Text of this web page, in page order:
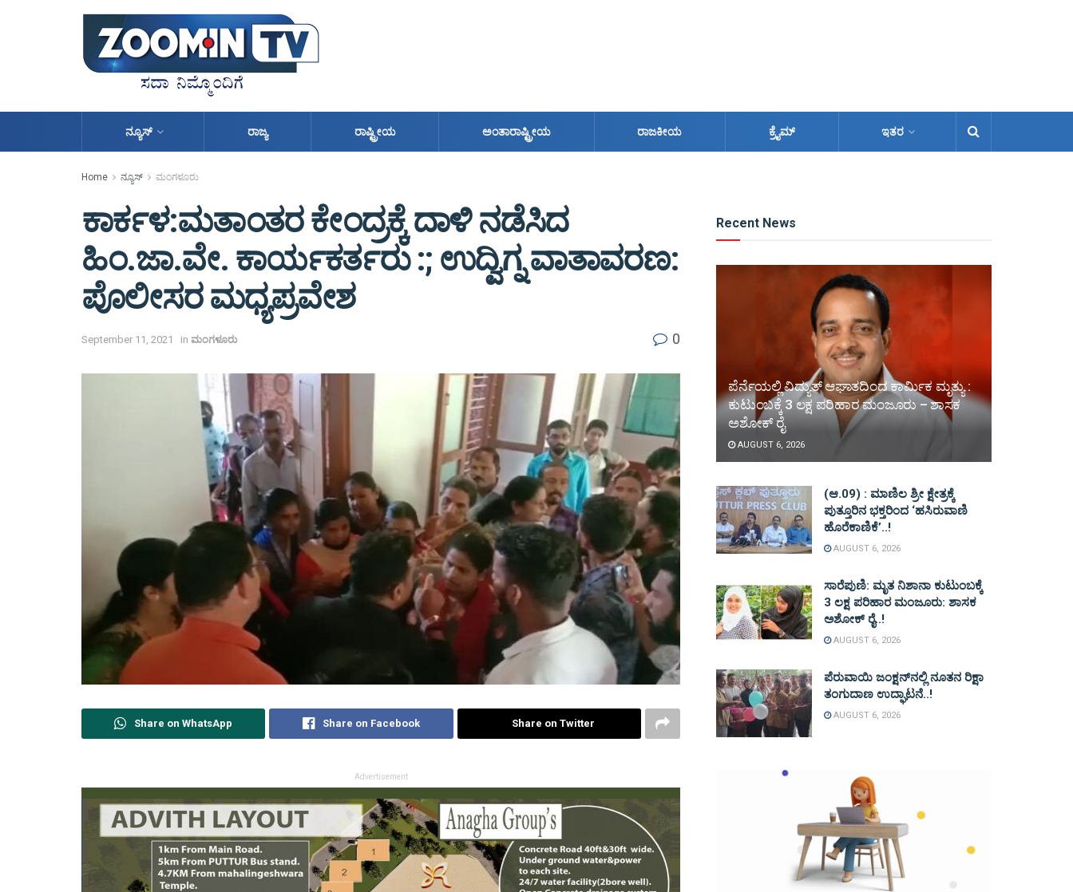
ನ್ಯೂಸ್ ರಾಜ್ಯ ರಾಷ್ಟ್ರೀಯ ಅಂತಾರಾಷ್ಟ್ರೀಯ ರಾಜಕೀಯ ಕ್ರೈಮ್ ಇತರ
Home ನ್ಯೂಸ್ ಮಂಗಳೂರು
ಕಾರ್ಕಳ:ಮತಾಂತರ ಕೇಂದ್ರಕ್ಕೆ ದಾಳಿ ನಡೆಸಿದ
ಹಿಂ.ಜಾ.ವೇ. ಕಾರ್ಯಕರ್ತರು :; ಉದ್ವಿಗ್ನ ವಾತಾವರಣ:
ಪೊಲೀಸರ ಮಧ್ಯಪ್ರವೇಶ
September 11, 2021 in ಮಂಗಳೂರು 0
Share on WhatsApp Share on Facebook Share on Twitter
Advertisement
Recent News
ಪೆರ್ನೆಯಲ್ಲಿ ವಿದ್ಯುತ್ ಆಘಾತದಿಂದ ಕಾರ್ಮಿಕ ಮೃತ್ಯು :
ಕುಟುಂಬಕ್ಕೆ 3 ಲಕ್ಷ ಪರಿಹಾರ ಮಂಜೂರು – ಶಾಸಕ
ಅಶೋಕ್ ರೈ
AUGUST 6, 2026
(ಆ.09) : ಮಾಣಿಲ ಶ್ರೀ ಕ್ಷೇತ್ರಕ್ಕೆ
ಪುತ್ತೂರಿನ ಭಕ್ತರಿಂದ ‘ಹಸಿರುವಾಣಿ
ಹೊರೆಕಾಣಿಕೆ’..!
AUGUST 6, 2026
ಸಾರೆಪುಣಿ: ಮೃತ ನಿಶಾನಾ ಕುಟುಂಬಕ್ಕೆ
3 ಲಕ್ಷ ಪರಿಹಾರ ಮಂಜೂರು: ಶಾಸಕ
ಅಶೋಕ್ ರೈ..!
AUGUST 6, 2026
ಪೆರುವಾಯಿ ಜಂಕ್ಷನ್‌ನಲ್ಲಿ ನೂತನ ರಿಕ್ಷಾ
ತಂಗುದಾಣ ಉದ್ಘಾಟನೆ..!
AUGUST 6, 2026